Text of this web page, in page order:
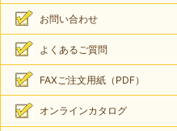
お問い合わせ
よくあるご質問
FAXご注文用紙（PDF）
オンラインカタログ